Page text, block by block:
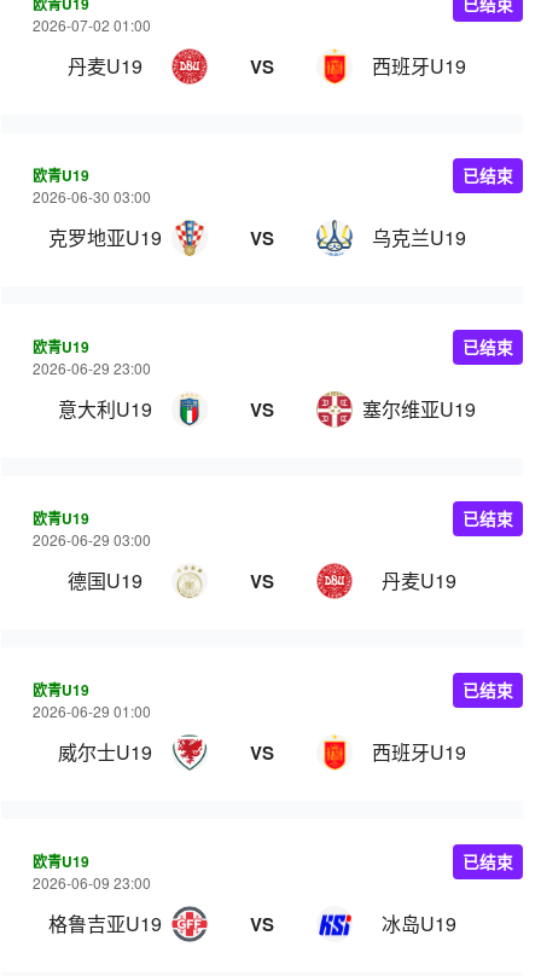
2026-07-02 01:00
丹麦U19 VS 西班牙U19
欧青U19
2026-06-30 03:00
克罗地亚U19 VS 乌克兰U19
已结束
欧青U19
2026-06-29 23:00
意大利U19 VS 塞尔维亚U19
已结束
欧青U19
2026-06-29 03:00
德国U19 VS 丹麦U19
已结束
欧青U19
2026-06-29 01:00
威尔士U19 VS 西班牙U19
已结束
欧青U19
2026-06-09 23:00
格鲁吉亚U19 VS 冰岛U19
已结束